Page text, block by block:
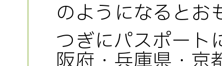
のようになるとお
つぎにパスポート